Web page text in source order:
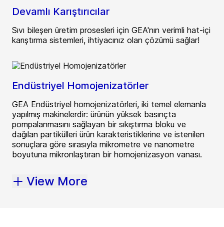
Devamlı Karıştırıcılar
Sıvı bileşen üretim prosesleri için GEA'nın verimli hat-içi
karıştırma sistemleri, ihtiyacınız olan çözümü sağlar!
Endüstriyel Homojenizatörler
GEA Endüstriyel homojenizatörleri, iki temel elemanla
yapılmış makinelerdir: ürünün yüksek basınçta
pompalanmasını sağlayan bir sıkıştırma bloku ve
dağılan partikülleri ürün karakteristiklerine ve istenilen
sonuçlara göre sırasıyla mikrometre ve nanometre
boyutuna mikronlaştıran bir homojenizasyon vanası.
View More